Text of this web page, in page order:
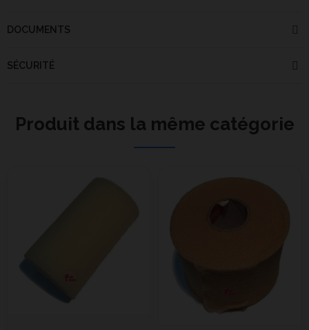
DOCUMENTS
SÉCURITÉ
Produit dans la même catégorie